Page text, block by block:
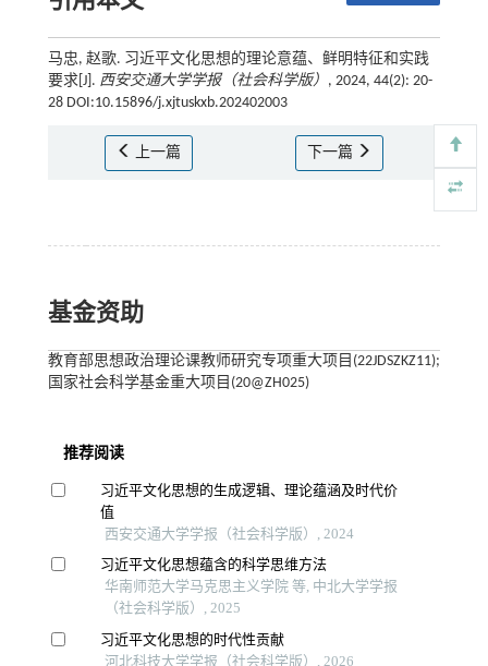
马忠, 赵歌. 习近平文化思想的理论意蕴、鲜明特征和实践
要求[J]. 西安交通大学学报（社会科学版） , 2024, 44(2): 20-
28 DOI:10.15896/j.xjtuskxb.202402003
上一篇 下一篇
基金资助
教育部思想政治理论课教师研究专项重大项目(22JDSZKZ11);
国家社会科学基金重大项目(20@ZH025)